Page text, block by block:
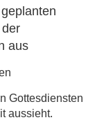
aus
Gottesdiensten
aussieht.